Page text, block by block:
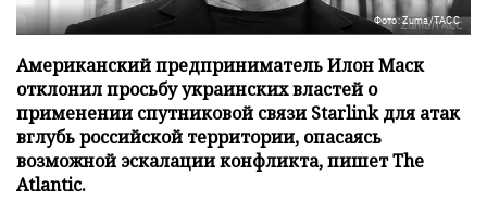
Фото: Zuma/ТАСС
Американский предприниматель Илон Маск
отклонил просьбу украинских властей о
применении спутниковой связи Starlink для атак
вглубь российской территории, опасаясь
возможной эскалации конфликта, пишет The
Atlantic.